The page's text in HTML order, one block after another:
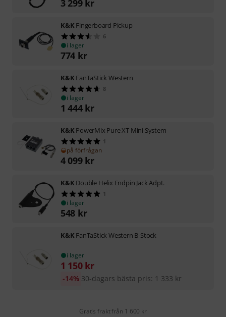
3 299 kr
K&K Fingerboard Pickup
6
i lager
774 kr
K&K FanTaStick Western
8
i lager
1 444 kr
K&K PowerMix Pure XT Mini System
1
på förfrågan
4 099 kr
K&K Double Helix Endpin Jack Adpt.
1
i lager
548 kr
K&K FanTaStick Western B-Stock
i lager
1 150 kr
30-dagars bästa pris: 1 333 kr
-14%
Gratis frakt från 1 600 kr